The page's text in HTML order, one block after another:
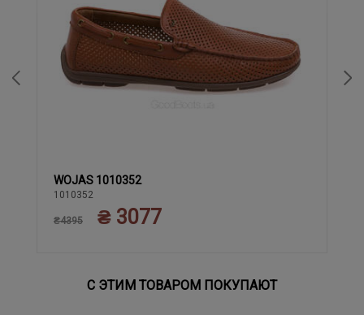
40 41 42
WOJAS 1010352
1010352
₴4395 ₴ 3077
С ЭТИМ ТОВАРОМ ПОКУПАЮТ